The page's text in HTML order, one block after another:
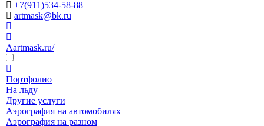
+7(911)534-58-88
artmask@bk.ru
Aartmask.ru/
Портфолио
На льду
Другие услуги
Аэрография на автомобилях
Аэрография на разном